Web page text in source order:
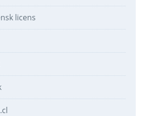
licens